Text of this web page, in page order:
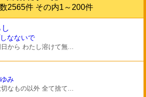
2565件 その内1～200件
なないで
から わたし溶けて無...
み
なもの以外 全て捨て...